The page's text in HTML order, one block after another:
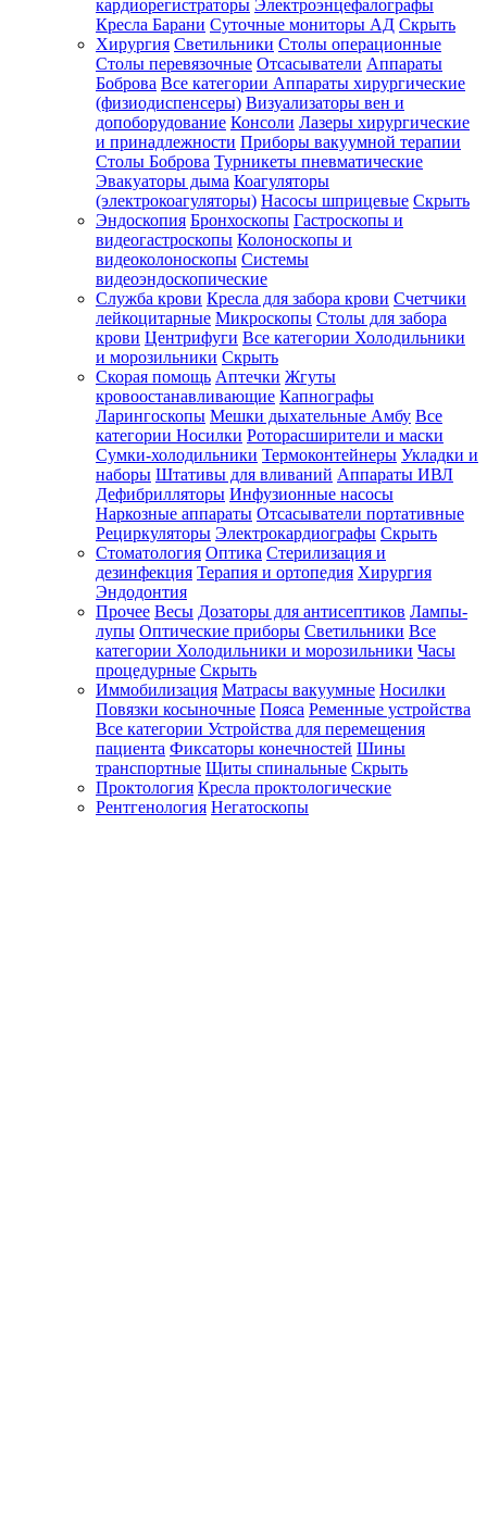
кардиорегистраторы Электроэнцефалографы
Кресла Барани Суточные мониторы АД Скрыть
Хирургия Светильники Столы операционные
Столы перевязочные Отсасыватели Аппараты
Боброва Все категории Аппараты хирургические
(физиодиспенсеры) Визуализаторы вен и
допоборудование Консоли Лазеры хирургические
и принадлежности Приборы вакуумной терапии
Столы Боброва Турникеты пневматические
Эвакуаторы дыма Коагуляторы
(электрокоагуляторы) Насосы шприцевые Скрыть
Эндоскопия Бронхоскопы Гастроскопы и
видеогастроскопы Колоноскопы и
видеоколоноскопы Системы
видеоэндоскопические
Служба крови Кресла для забора крови Счетчики
лейкоцитарные Микроскопы Столы для забора
крови Центрифуги Все категории Холодильники
и морозильники Скрыть
Скорая помощь Аптечки Жгуты
кровоостанавливающие Капнографы
Ларингоскопы Мешки дыхательные Амбу Все
категории Носилки Роторасширители и маски
Сумки-холодильники Термоконтейнеры Укладки и
наборы Штативы для вливаний Аппараты ИВЛ
Дефибрилляторы Инфузионные насосы
Наркозные аппараты Отсасыватели портативные
Рециркуляторы Электрокардиографы Скрыть
Стоматология Оптика Стерилизация и
дезинфекция Терапия и ортопедия Хирургия
Эндодонтия
Прочее Весы Дозаторы для антисептиков Лампы-
лупы Оптические приборы Светильники Все
категории Холодильники и морозильники Часы
процедурные Скрыть
Иммобилизация Матрасы вакуумные Носилки
Повязки косыночные Пояса Ременные устройства
Все категории Устройства для перемещения
пациента Фиксаторы конечностей Шины
транспортные Щиты спинальные Скрыть
Проктология Кресла проктологические
Рентгенология Негатоскопы